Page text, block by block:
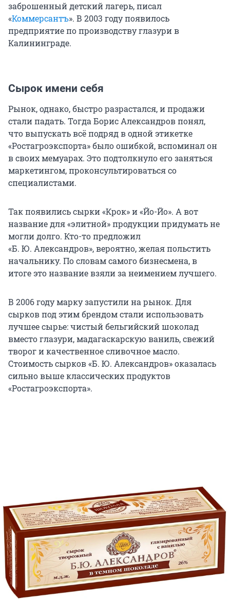
заброшенный детский лагерь, писал
«Коммерсантъ». В 2003 году появилось
предприятие по производству глазури в
Калининграде.
Сырок имени себя
Рынок, однако, быстро разрастался, и продажи
стали падать. Тогда Борис Александров понял,
что выпускать всё подряд в одной этикетке
«Ростагроэкспорта» было ошибкой, вспоминал он
в своих мемуарах. Это подтолкнуло его заняться
маркетингом, проконсультироваться со
специалистами.
Так появились сырки «Крок» и «Йо-Йо». А вот
название для «элитной» продукции придумать не
могли долго. Кто-то предложил
«Б. Ю. Александров», вероятно, желая польстить
начальнику. По словам самого бизнесмена, в
итоге это название взяли за неимением лучшего.
В 2006 году марку запустили на рынок. Для
сырков под этим брендом стали использовать
лучшее сырье: чистый бельгийский шоколад
вместо глазури, мадагаскарскую ваниль, свежий
творог и качественное сливочное масло.
Стоимость сырков «Б. Ю. Александров» оказалась
сильно выше классических продуктов
«Ростагроэкспорта».